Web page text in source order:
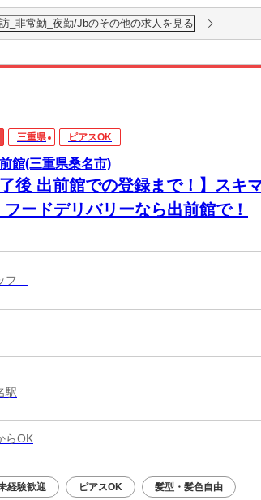
_非常勤_夜勤/Jbのその他の求人を見る
三重県 ピアスOK
館(三重県桑名市)
了後 出前館での登録まで！】スキ
フードデリバリーなら出前館で！
フ
駅
らOK
経験歓迎 ピアスOK 髪型・髪色自由